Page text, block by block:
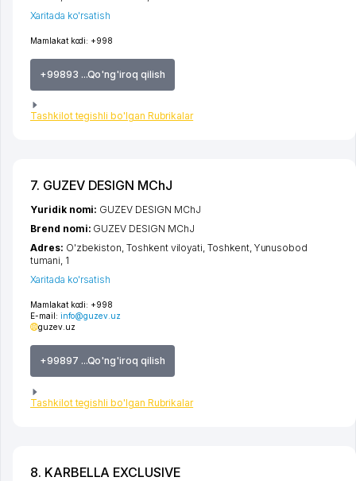
Mamlakat kodi: +998
+99893 ...Qo'ng'iroq qilish
Tashkilot tegishli bo'lgan Rubrikalar
Xaritada ko'rsatish
7. GUZEV DESIGN MChJ
Mamlakat kodi: +998
E-mail: info@guzev.uz
guzev.uz
+99897 ...Qo'ng'iroq qilish
Tashkilot tegishli bo'lgan Rubrikalar
Yuridik nomi: GUZEV DESIGN MChJ
Brend nomi: GUZEV DESIGN MChJ
Adres: O'zbekiston,Toshkent viloyati,Toshkent, Yunusobod
tumani, 1
Xaritada ko'rsatish
8. KARBELLA EXCLUSIVE